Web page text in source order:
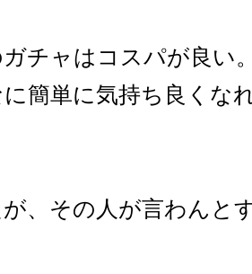
ガチャはコスパが良い
簡単に気持ち良くな
、その人が言わんと